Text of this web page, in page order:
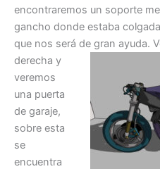
encontraremos un soporte
gancho donde estaba
que nos será de gran ayuda.
derecha y
veremos
una puerta
de garaje,
sobre esta
se
encuentra